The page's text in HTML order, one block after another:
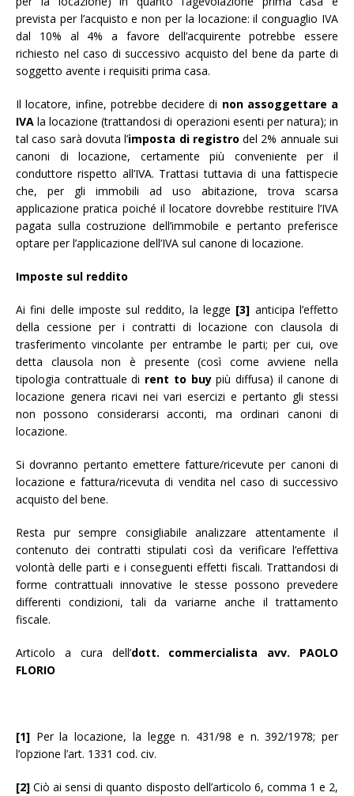
prevista per l’acquisto e non per la locazione: il conguaglio IVA
dal 10% al 4% a favore dell’acquirente potrebbe essere
richiesto nel caso di successivo acquisto del bene da parte di
soggetto avente i requisiti prima casa.
Il locatore, infine, potrebbe decidere di non assoggettare a
IVAla locazione (trattandosi di operazioni esenti per natura); in
tal caso sarà dovuta l’imposta di registrodel 2% annuale sui
canoni di locazione, certamente più conveniente per il
conduttore rispetto all’IVA. Trattasi tuttavia di una fattispecie
che, per gli immobili ad uso abitazione, trova scarsa
applicazione pratica poiché il locatore dovrebbe restituire l’IVA
pagata sulla costruzione dell’immobile e pertanto preferisce
optare per l’applicazione dell’IVA sul canone di locazione.
Imposte sul reddito
Ai fini delle imposte sul reddito, la legge [3] anticipa l’effetto
della cessione per i contratti di locazione con clausola di
trasferimento vincolante per entrambe le parti; per cui, ove
detta clausola non è presente (così come avviene nella
tipologia contrattuale di rent to buypiù diffusa) il canone di
locazione genera ricavi nei vari esercizi e pertanto gli stessi
non possono considerarsi acconti, ma ordinari canoni di
locazione.
Si dovranno pertanto emettere fatture/ricevute per canoni di
locazione e fattura/ricevuta di vendita nel caso di successivo
acquisto del bene.
Resta pur sempre consigliabile analizzare attentamente il
contenuto dei contratti stipulati così da verificare l’effettiva
volontà delle parti e i conseguenti effetti fiscali. Trattandosi di
forme contrattuali innovative le stesse possono prevedere
differenti condizioni, tali da variarne anche il trattamento
fiscale.
Articolo a cura dell’dott. commercialista
avv. PAOLO
FLORIO
[1] Per la locazione, la legge n. 431/98 e n. 392/1978; per
l’opzione l’art. 1331 cod. civ.
[2]Ciò ai sensi di quanto disposto dell’articolo 6, comma 1 e 2,